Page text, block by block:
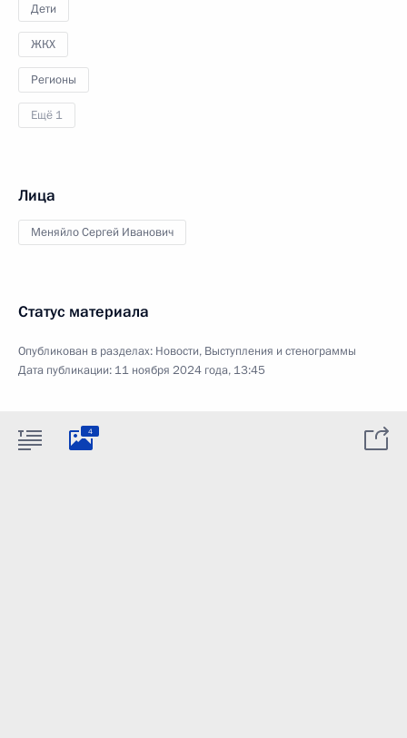
Дети
ЖКХ
Регионы
Ещё 1
Лица
Меняйло Сергей Иванович
Статус материала
Опубликован в разделах: Новости, Выступления и стенограммы
Дата публикации: 11 ноября 2024 года, 13:45
4